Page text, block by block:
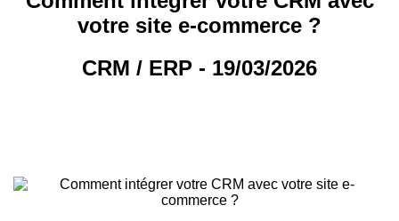
votre site e-commerce ?
CRM / ERP - 19/03/2026